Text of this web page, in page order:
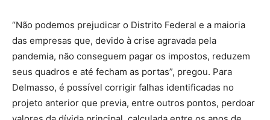
“Não podemos prejudicar o Distrito Federal e a maioria
das empresas que, devido à crise agravada pela
pandemia, não conseguem pagar os impostos, reduzem
seus quadros e até fecham as portas”, pregou. Para
Delmasso, é possível corrigir falhas identificadas no
projeto anterior que previa, entre outros pontos, perdoar